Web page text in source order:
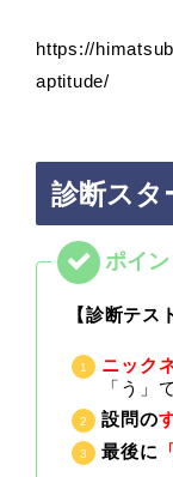
https://
aptitude/
診断スタ
【診断テス
ニック
「う」
設問の
最後に